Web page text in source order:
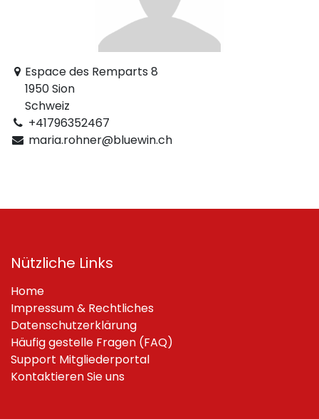
Espace des Remparts 8
1950 Sion
Schweiz
+41796352467
maria.rohner@bluewin.ch
Nützliche Links
Home
Impressum & Rechtliches
Datenschutzerklärung
Häufig gestelle Fragen (FAQ)
Support Mitgliederportal
Kontaktieren Sie uns